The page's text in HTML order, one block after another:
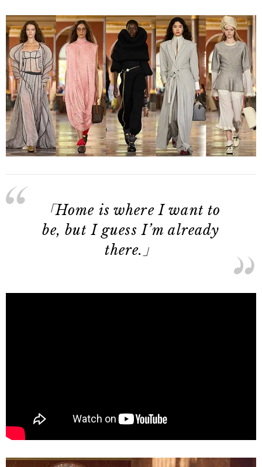
「Home is where I want to
be, but I guess I’m already
there.」